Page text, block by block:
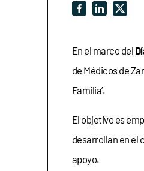
En el marco del
de Médicos de
Familia’.
El objetivo es
desarrollan en el
apoyo.